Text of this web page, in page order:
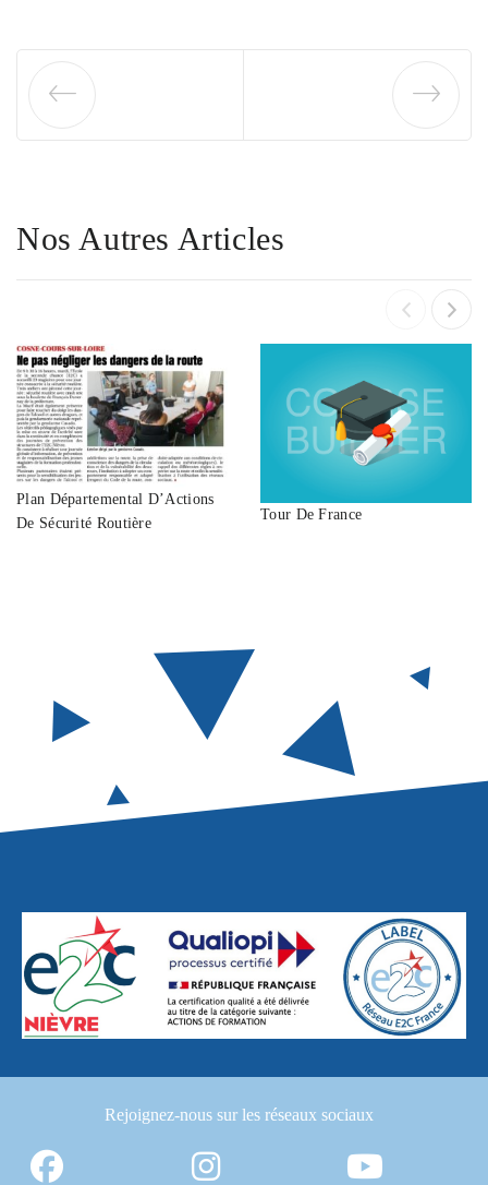
Nos Autres Articles
Plan Départemental D’Actions
De Sécurité Routière
Tour De France
Rejoignez-nous sur les réseaux sociaux